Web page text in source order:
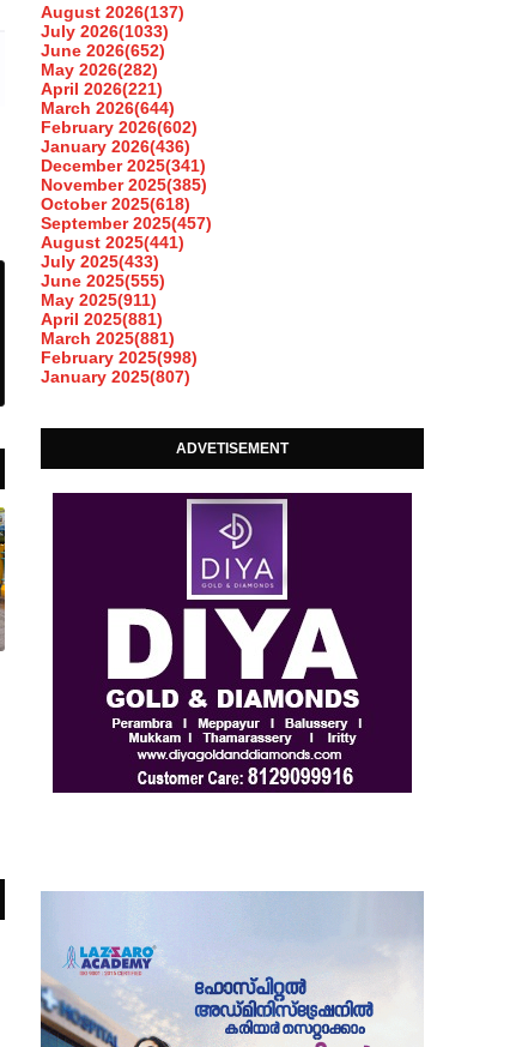
August 2026(137)
July 2026(1033)
June 2026(652)
May 2026(282)
April 2026(221)
March 2026(644)
February 2026(602)
January 2026(436)
December 2025(341)
November 2025(385)
October 2025(618)
September 2025(457)
August 2025(441)
July 2025(433)
June 2025(555)
May 2025(911)
April 2025(881)
March 2025(881)
February 2025(998)
January 2025(807)
ADVETISEMENT